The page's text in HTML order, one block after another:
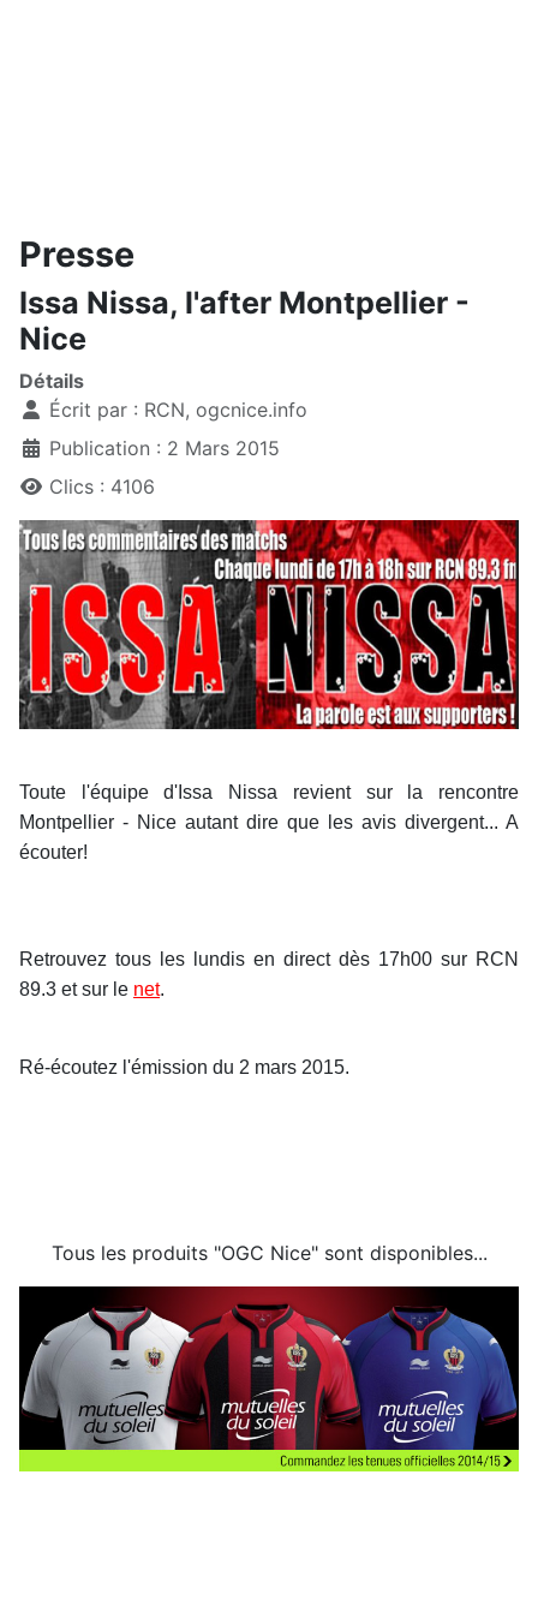
Presse
Issa Nissa, l'after Montpellier -
Nice
Détails
Écrit par : RCN, ogcnice.info
Publication : 2 Mars 2015
Clics : 4106
Toute l'équipe d'Issa Nissa revient sur la rencontre
Montpellier - Nice autant dire que les avis divergent... A
écouter!
Retrouvez tous les lundis en direct dès 17h00 sur RCN
89.3 et sur le net.
Ré-écoutez l'émission du 2 mars 2015.
Tous les produits "OGC Nice" sont disponibles...